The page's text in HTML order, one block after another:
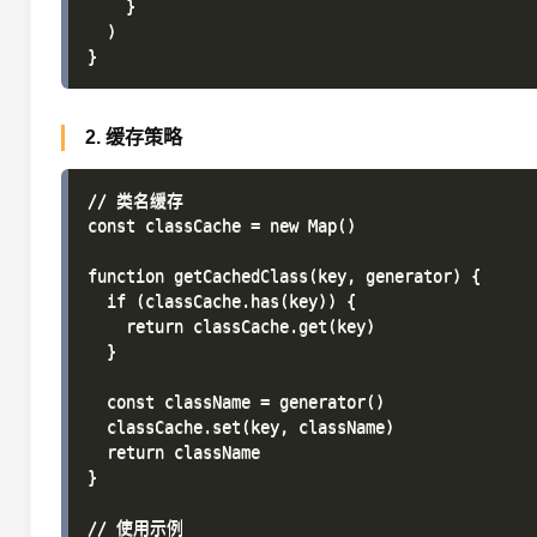
    }
  )
2. 缓存策略
// 类名缓存
const classCache = new Map()
function getCachedClass(key, generator) {
  if (classCache.has(key)) {
    return classCache.get(key)
  }
  const className = generator()
  classCache.set(key, className)
  return className
}
// 使用示例